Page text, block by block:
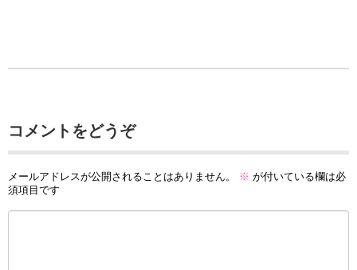
コメントをどうぞ
メールアドレスが公開されることはありません。 ※ が付いている欄は必
須項目です